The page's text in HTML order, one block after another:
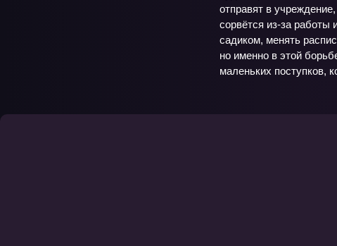
отправят в
сорвётся из‑за работы
садиком, менять
но именно в этой
маленьких поступков,